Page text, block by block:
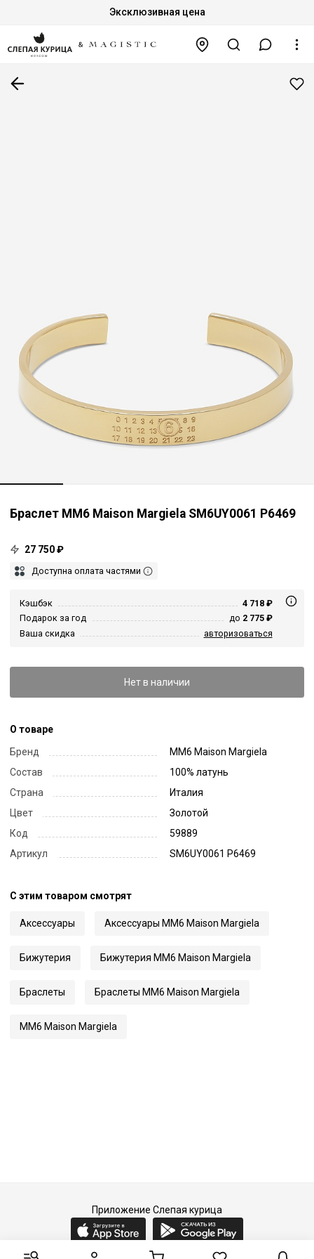
Эксклюзивная цена
Браслет MM6 Maison Margiela SM6UY0061 P6469
27 750 ₽
Доступна оплата частями
Кэшбэк
4 718 ₽
Подарок за год
до 2 775 ₽
Ваша скидка
авторизоваться
Нет в наличии
О товаре
Бренд
MM6 Maison Margiela
Состав
100% латунь
Страна
Италия
Цвет
Золотой
Код
59889
Артикул
SM6UY0061 P6469
С этим товаром смотрят
Аксессуары Аксессуары MM6 Maison Margiela
Бижутерия Бижутерия MM6 Maison Margiela
Браслеты Браслеты MM6 Maison Margiela
MM6 Maison Margiela
Приложение Слепая курица